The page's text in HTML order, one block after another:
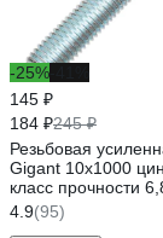
-25%
145 ₽
184 ₽245 ₽
Резьбовая
Gigant 10x1000
класс прочности
68101000
4.9(95)